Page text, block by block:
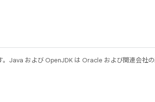
。Java および OpenJDK は Oracle および関連会社